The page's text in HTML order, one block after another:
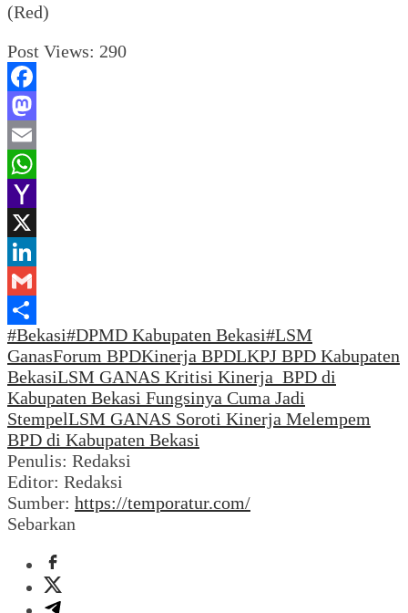
(Red)
Post Views: 290
Facebook
Mastodon
Email
WhatsApp
Yahoo
Mail
X
LinkedIn
Gmail
Share
#Bekasi#DPMD Kabupaten Bekasi#LSM
GanasForum BPDKinerja BPDLKPJ BPD Kabupaten
BekasiLSM GANAS Kritisi Kinerja BPD di
Kabupaten Bekasi Fungsinya Cuma Jadi
StempelLSM GANAS Soroti Kinerja Melempem
BPD di Kabupaten Bekasi
Penulis: Redaksi
Editor: Redaksi
Sumber: https://temporatur.com/
Sebarkan